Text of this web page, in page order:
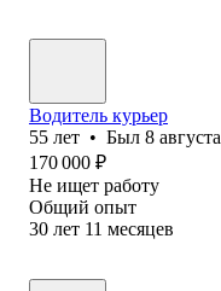
Водитель курьер
55 лет • Был 8 августа
170 000 ₽
Не ищет работу
Общий опыт
30 лет 11 месяцев